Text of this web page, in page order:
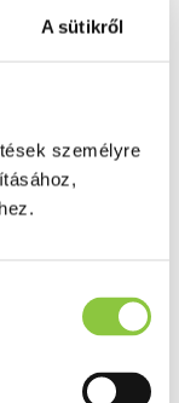
A sütikről
személyre
gél 15 ml